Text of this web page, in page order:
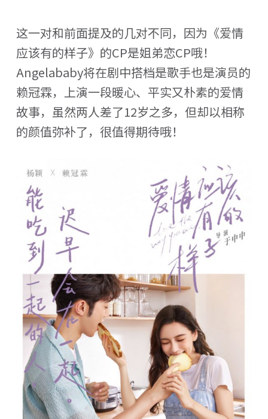
这一对和前面提及的几对不同，因为《爱情
应该有的样子》的CP是姐弟恋CP哦！
Angelababy将在剧中搭档是歌手也是演员的
赖冠霖，上演一段暖心、平实又朴素的爱情
故事，虽然两人差了12岁之多，但却以相称
的颜值弥补了，很值得期待哦！